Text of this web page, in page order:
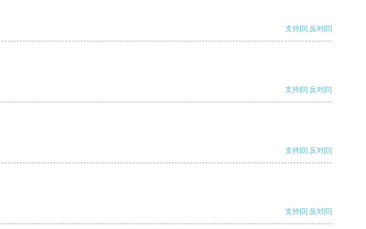
支持[0] 反对[0]
支持[0] 反对[0]
支持[0] 反对[0]
支持[0] 反对[0]